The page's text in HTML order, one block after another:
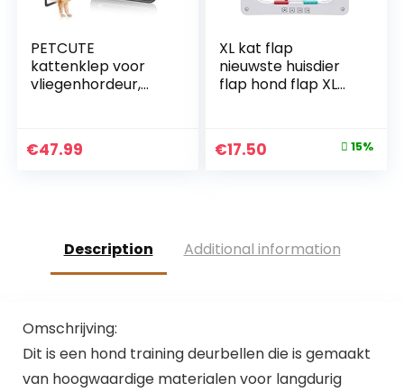
PETCUTE
kattenklep voor
vliegenhordeur,
hondendeur, voor
katten en kleine
€47.99
XL kat flap
nieuwste huisdier
flap hond flap XL
Original
€17.50 15%
Description Additional information
Omschrijving:
Dit is een hond training deurbellen die is gemaakt
van hoogwaardige materialen voor langdurig